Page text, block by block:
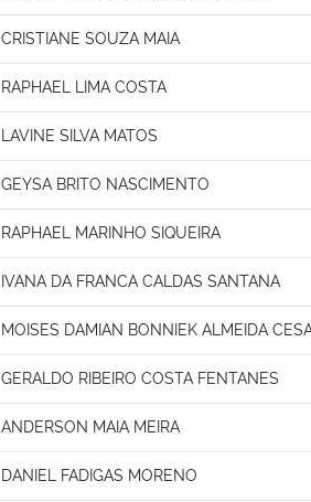
CRISTIANE SOUZA MAIA
RAPHAEL LIMA COSTA
LAVINE SILVA MATOS
GEYSA BRITO NASCIMENTO
RAPHAEL MARINHO SIQUEIRA
IVANA DA FRANCA CALDAS SANTANA
MOISES DAMIAN BONNIEK ALMEIDA
GERALDO RIBEIRO COSTA FENTANES
ANDERSON MAIA MEIRA
DANIEL FADIGAS MORENO